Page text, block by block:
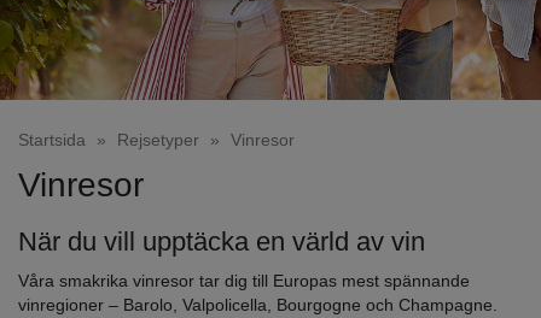
Startsida » Rejsetyper » Vinresor
Vinresor
När du vill upptäcka en värld av vin
Våra smakrika vinresor tar dig till Europas mest spännande
vinregioner – Barolo, Valpolicella, Bourgogne och Champagne.